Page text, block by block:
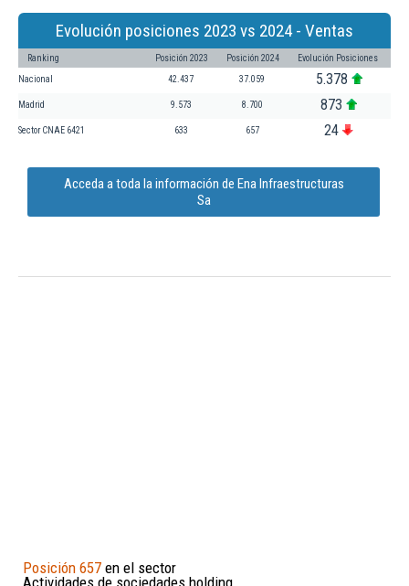
Evolución posiciones 2023 vs 2024 - Ventas
Ranking Posición 2023 Posición 2024 Evolución Posiciones
Nacional 42.437 37.059 5.378
Madrid 9.573 8.700 873
Sector CNAE 6421 633 657 24
Acceda a toda la información de Ena Infraestructuras
Sa
Posición 657 en el sector
Actividades de sociedades holding